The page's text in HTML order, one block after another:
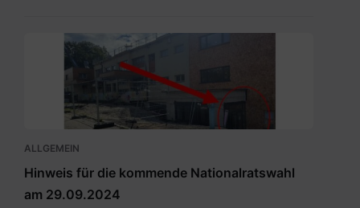
Eingang
Wahllokal.pdf
ALLGEMEIN
Hinweis für die kommende Nationalratswahl
am 29.09.2024